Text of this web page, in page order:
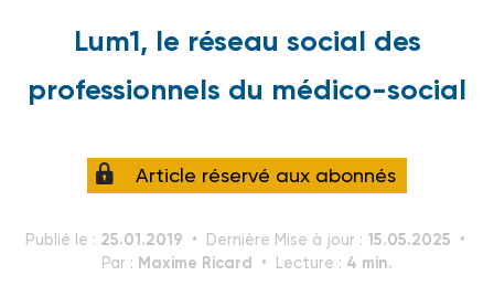
Lum1, le réseau social des
professionnels du médico-social
Article réservé aux abonnés
Publié le : 25.01.2019 Dernière Mise à jour : 15.05.2025
Par : Maxime Ricard Lecture : 4 min.